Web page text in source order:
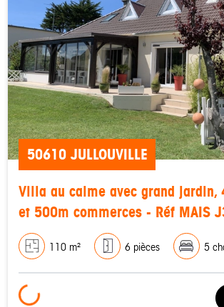
50610 JULLOUVILLE
Villa au calme avec grand jardin,
et 500m commerces - Réf MAIS
110 m² 6 pièces 5
Loading...